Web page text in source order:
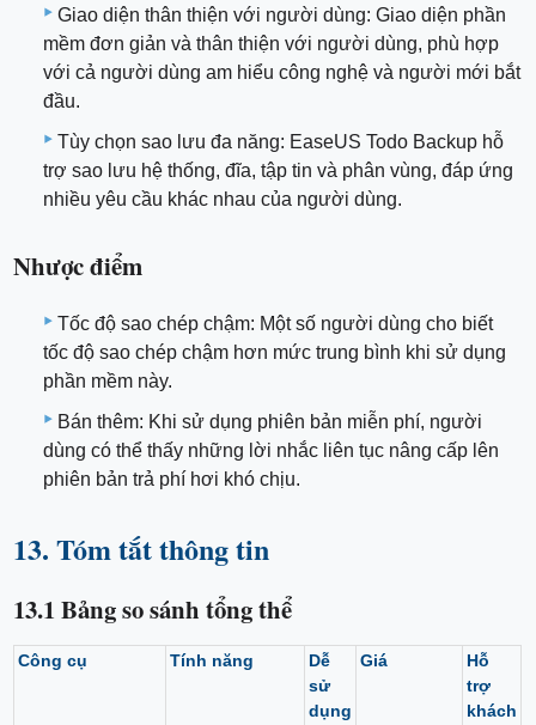
Giao diện thân thiện với người dùng: Giao diện phần
mềm đơn giản và thân thiện với người dùng, phù hợp
với cả người dùng am hiểu công nghệ và người mới bắt
đầu.
Tùy chọn sao lưu đa năng: EaseUS Todo Backup hỗ
trợ sao lưu hệ thống, đĩa, tập tin và phân vùng, đáp ứng
nhiều yêu cầu khác nhau của người dùng.
Nhược điểm
Tốc độ sao chép chậm: Một số người dùng cho biết
tốc độ sao chép chậm hơn mức trung bình khi sử dụng
phần mềm này.
Bán thêm: Khi sử dụng phiên bản miễn phí, người
dùng có thể thấy những lời nhắc liên tục nâng cấp lên
phiên bản trả phí hơi khó chịu.
13. Tóm tắt thông tin
13.1 Bảng so sánh tổng thể
Công cụ Tính năng
Dễ
sử
dụng
Giá
Hỗ
trợ
khách